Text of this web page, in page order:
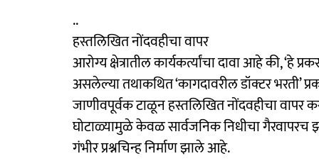
..
हस्तलिखित नोंदवहीचा वापर
आरोग्य क्षेत्रातील कार्यकर्त्यांचा दावा आहे की,
असलेल्या तथाकथित ‘कागदावरील डॉक्टर भरती’
जाणीवपूर्वक टाळून हस्तलिखित नोंदवहीचा
घोटाळ्यामुळे केवळ सार्वजनिक निधीचा गैरवापरच
गंभीर प्रश्नचिन्ह निर्माण झाले आहे.